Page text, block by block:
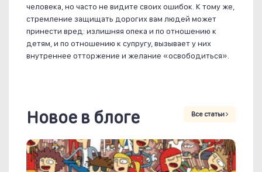
человека, но часто не видите своих ошибок. К тому же,
стремление защищать дорогих вам людей может
принести вред: излишняя опека и по отношению к
детям, и по отношению к супругу, вызывает у них
внутреннее отторжение и желание «освободиться».
Новое в блоге Все статьи